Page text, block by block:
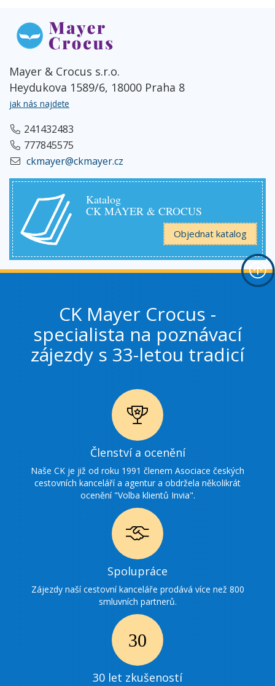
Mayer & Crocus s.r.o.
Heydukova 1589/6, 18000 Praha 8
jak nás najdete
241432483
777845575
ckmayer@ckmayer.cz
Katalog
CK MAYER & CROCUS
Objednat katalog
CK Mayer Crocus -
specialista na poznávací
zájezdy s 33-letou tradicí
Ikonka
ocenění
Členství a ocenění
Naše CK je již od roku 1991 členem Asociace českých
cestovních kanceláří a agentur a obdržela několikrát
ocenění "Volba klientů Invia".
Ikonka
spolupráce
Spolupráce
Zájezdy naší cestovní kanceláře prodává více než 800
smluvních partnerů.
30 Ikonka
30 let zkušeností